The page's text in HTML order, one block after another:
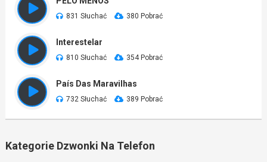
831 Słuchać 380 Pobrać
Interestelar
810 Słuchać 354 Pobrać
País Das Maravilhas
732 Słuchać 389 Pobrać
Kategorie Dzwonki Na Telefon